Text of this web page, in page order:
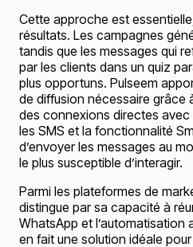
Cette approche est
résultats. Les campagnes
tandis que les messages qui
par les clients dans un quiz
plus opportuns. Pulseem
de diffusion nécessaire grâce
des connexions directes
les SMS et la fonctionnalité
d’envoyer les messages au
le plus susceptible d’interagir.
Parmi les plateformes de
distingue par sa capacité à
WhatsApp et l’automatisation
en fait une solution idéale